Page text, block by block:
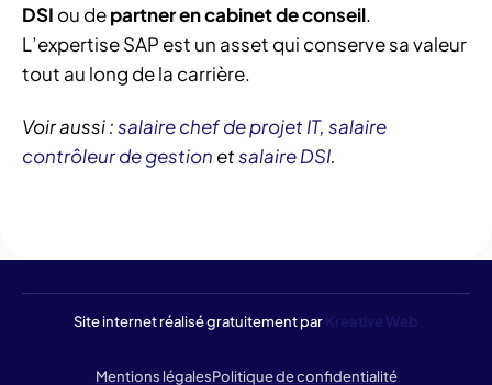
DSI ou departner en cabinet de conseil.
L’expertise SAP est un asset qui conserve sa valeur
tout au long de la carrière.
Voir aussi :salaire chef de projet IT, salaire
contrôleur de gestion etsalaire DSI.
Site internet réalisé gratuitement parKreative Web
Mentions légalesPolitique de confidentialité